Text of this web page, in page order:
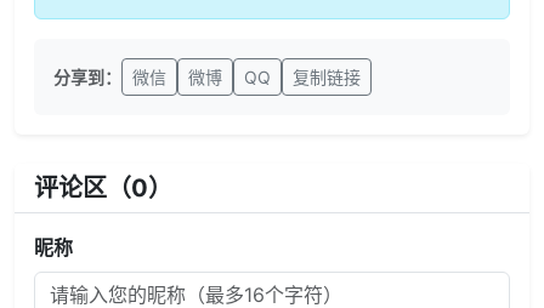
分享到： 微信 微博 QQ 复制链接
评论区（0）
昵称